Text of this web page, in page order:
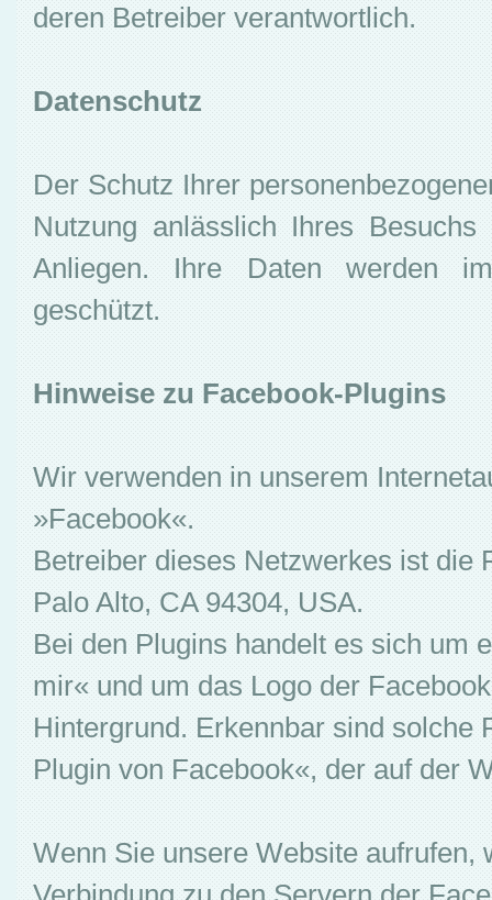
deren Betreiber verantwortlich.
Datenschutz
Der Schutz Ihrer
Nutzung anlässlich Ihres
Anliegen. Ihre Daten werden
geschützt.
Hinweise zu Facebook-Plugins
Wir verwenden in unserem
»Facebook«.
Betreiber dieses Netzwerkes ist die
Palo Alto, CA 94304, USA.
Bei den Plugins handelt es sich um
mir« und um das Logo der
Hintergrund. Erkennbar sind solche
Plugin von Facebook«, der auf der
Wenn Sie unsere Website